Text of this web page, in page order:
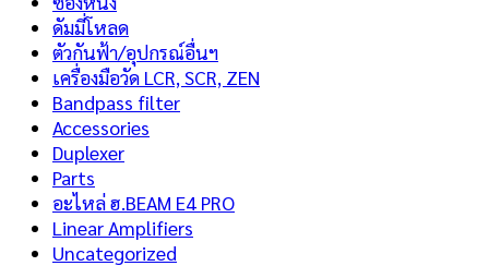
ดัมมี่โหลด
ตัวกันฟ้า/อุปกรณ์อื่นฯ
เครื่องมือวัด LCR, SCR, ZEN
Bandpass filter
Accessories
Duplexer
Parts
อะไหล่ ฮ.BEAM E4 PRO
Linear Amplifiers
Uncategorized